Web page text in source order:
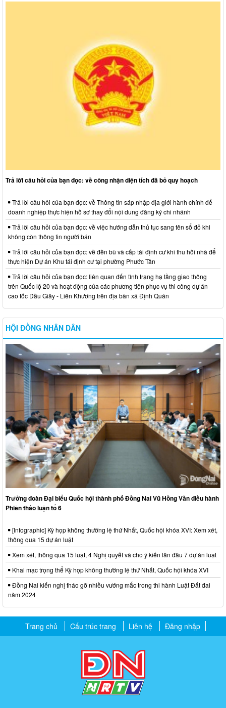
Trả lời câu hỏi của bạn đọc: về công nhận diện tích đã bỏ quy hoạch
Trả lời câu hỏi của bạn đọc: về Thông tin sáp nhập địa giới hành chính để
doanh nghiệp thực hiện hồ sơ thay đổi nội dung đăng ký chi nhánh
Trả lời câu hỏi của bạn đọc: về việc hướng dẫn thủ tục sang tên sổ đỏ khi
không còn thông tin người bán
Trả lời câu hỏi của bạn đọc: về đền bù và cấp tái định cư khi thu hồi nhà để
thực hiện Dự án Khu tái định cư tại phường Phước Tân
Trả lời câu hỏi của bạn đọc: liên quan đến tình trạng hạ tầng giao thông
trên Quốc lộ 20 và hoạt động của các phương tiện phục vụ thi công dự án
cao tốc Dầu Giây - Liên Khương trên địa bàn xã Định Quán
HỘI ĐỒNG NHÂN DÂN
Trưởng đoàn Đại biểu Quốc hội thành phố Đồng Nai Vũ Hồng Văn điều hành
Phiên thảo luận tổ 6
[Infographic] Kỳ họp không thường lệ thứ Nhất, Quốc hội khóa XVI: Xem xét,
thông qua 15 dự án luật
Xem xét, thông qua 15 luật, 4 Nghị quyết và cho ý kiến lần đầu 7 dự án luật
Khai mạc trọng thể Kỳ họp không thường lệ thứ Nhất, Quốc hội khóa XVI
Đồng Nai kiến nghị tháo gỡ nhiều vướng mắc trong thi hành Luật Đất đai
năm 2024
Trang chủ Cấu trúc trang Liên hệ Đăng nhập